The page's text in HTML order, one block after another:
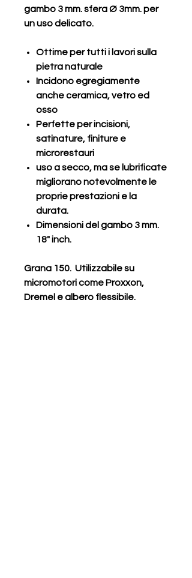
gambo 3 mm. sfera Ø 3mm. per
un uso delicato.
Ottime per tutti i lavori sulla
pietra naturale
Incidono egregiamente
anche ceramica, vetro ed
osso
Perfette per incisioni,
satinature, finiture e
microrestauri
uso a secco, ma se lubrificate
migliorano notevolmente le
proprie prestazioni e la
durata.
Dimensioni del gambo 3 mm.
18" inch.
Grana 150. Utilizzabile su
micromotori come Proxxon,
Dremel e albero flessibile.